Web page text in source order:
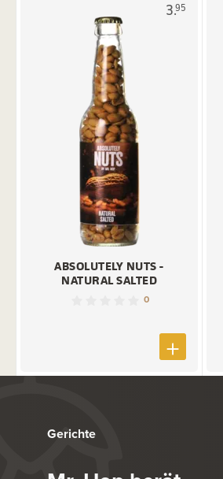
3.95
ABSOLUTELY NUTS -
NATURAL SALTED
0
Gerichte